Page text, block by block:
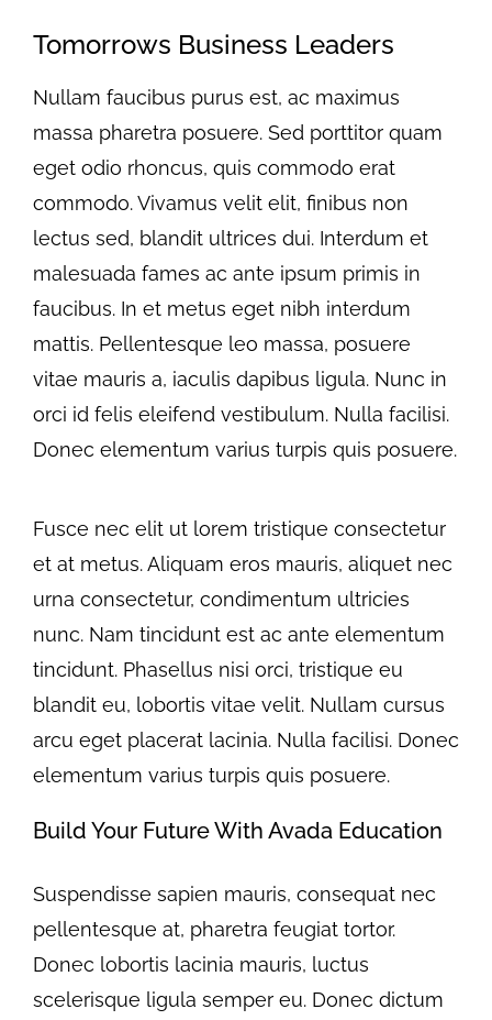
Tomorrows Business Leaders
Nullam faucibus purus est, ac maximus
massa pharetra posuere. Sed porttitor quam
eget odio rhoncus, quis commodo erat
commodo. Vivamus velit elit, finibus non
lectus sed, blandit ultrices dui. Interdum et
malesuada fames ac ante ipsum primis in
faucibus. In et metus eget nibh interdum
mattis. Pellentesque leo massa, posuere
vitae mauris a, iaculis dapibus ligula. Nunc in
orci id felis eleifend vestibulum. Nulla facilisi.
Donec elementum varius turpis quis posuere.
Fusce nec elit ut lorem tristique consectetur
et at metus. Aliquam eros mauris, aliquet nec
urna consectetur, condimentum ultricies
nunc. Nam tincidunt est ac ante elementum
tincidunt. Phasellus nisi orci, tristique eu
blandit eu, lobortis vitae velit. Nullam cursus
arcu eget placerat lacinia. Nulla facilisi. Donec
elementum varius turpis quis posuere.
Build Your Future With Avada Education
Suspendisse sapien mauris, consequat nec
pellentesque at, pharetra feugiat tortor.
Donec lobortis lacinia mauris, luctus
scelerisque ligula semper eu. Donec dictum